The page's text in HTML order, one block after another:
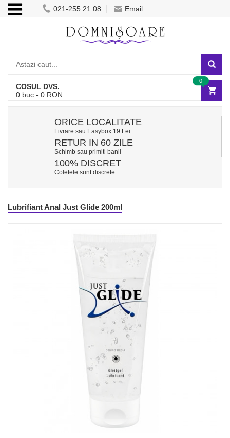
021-255.21.08 Email
COSUL DVS.
0 buc - 0 RON
0
ORICE LOCALITATE
Livrare sau Easybox 19 Lei
RETUR IN 60 ZILE
Schimb sau primiti banii
100% DISCRET
Coletele sunt discrete
Lubrifiant Anal Just Glide 200ml